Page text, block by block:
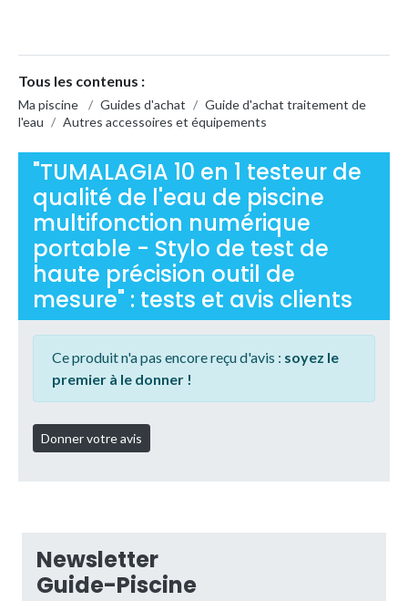
Tous les contenus :
Ma piscine / Guides d'achat / Guide d'achat traitement de
l'eau / Autres accessoires et équipements
"TUMALAGIA 10 en 1 testeur de
qualité de l'eau de piscine
multifonction numérique
portable - Stylo de test de
haute précision outil de
mesure" : tests et avis clients
Ce produit n'a pas encore reçu d'avis : soyez le
premier à le donner !
Newsletter
Guide-Piscine